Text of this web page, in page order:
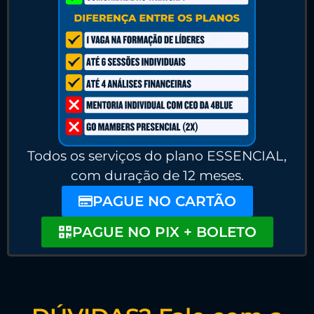
Todos os serviços do plano ESSENCIAL,
com duração de 12 meses.
PAGUE NO CARTÃO
PAGUE NO PIX + BOLETO